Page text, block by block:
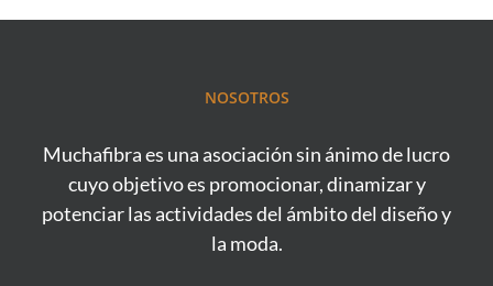
NOSOTROS
Muchafibra es una asociación sin ánimo de lucro
cuyo objetivo es promocionar, dinamizar y
potenciar las actividades del ámbito del diseño y
la moda.